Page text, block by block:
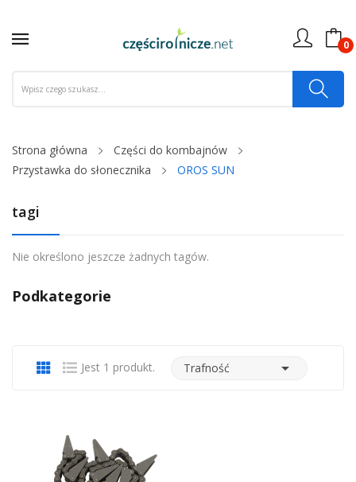
0
Strona główna
Części do kombajnów
Przystawka do słonecznika
OROS SUN
tagi
Nie określono jeszcze żadnych tagów.
Podkategorie
Jest 1 produkt. Trafność 